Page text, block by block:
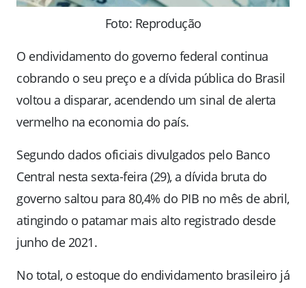
Foto: Reprodução
O endividamento do governo federal continua
cobrando o seu preço e a dívida pública do Brasil
voltou a disparar, acendendo um sinal de alerta
vermelho na economia do país.
Segundo dados oficiais divulgados pelo Banco
Central nesta sexta-feira (29), a dívida bruta do
governo saltou para 80,4% do PIB no mês de abril,
atingindo o patamar mais alto registrado desde
junho de 2021.
No total, o estoque do endividamento brasileiro já